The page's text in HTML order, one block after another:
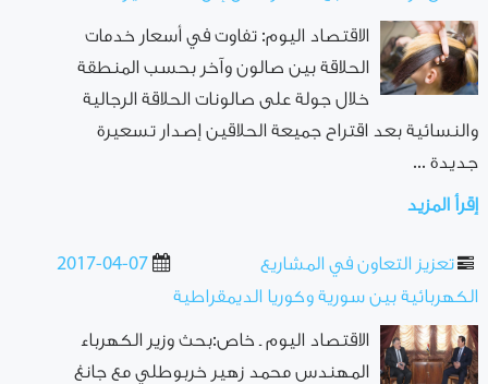
الاقتصاد اليوم: تفاوت في أسعار خدمات
الحلاقة بين صالون وآخر بحسب المنطقة
خلال جولة على صالونات الحلاقة الرجالية
والنسائية بعد اقتراح جميعة الحلاقين إصدار تسعيرة
جديدة ...
إقرأ المزيد
2017-04-07
تعزيز التعاون في المشاريع
الكهربائية بين سورية وكوريا الديمقراطية
الاقتصاد اليوم ـ خاص:بحث وزير الكهرباء
المهندس محمد زهير خربوطلي مع جانغ